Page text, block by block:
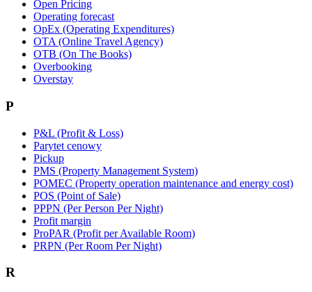
Open Pricing
Operating forecast
OpEx (Operating Expenditures)
OTA (Online Travel Agency)
OTB (On The Books)
Overbooking
Overstay
P
P&L (Profit & Loss)
Parytet cenowy
Pickup
PMS (Property Management System)
POMEC (Property operation maintenance and energy cost)
POS (Point of Sale)
PPPN (Per Person Per Night)
Profit margin
ProPAR (Profit per Available Room)
PRPN (Per Room Per Night)
R